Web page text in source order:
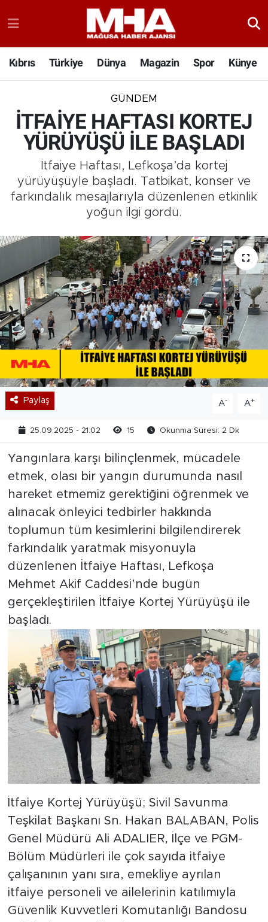
Kıbrıs Türkiye Dünya Magazin Spor Künye
GÜNDEM
İTFAİYE HAFTASI KORTEJ
YÜRÜYÜŞÜ İLE BAŞLADI
İtfaiye Haftası, Lefkoşa’da kortej
yürüyüşüyle başladı. Tatbikat, konser ve
farkındalık mesajlarıyla düzenlenen etkinlik
yoğun ilgi gördü.
Paylaş A- A+
25.09.2025 - 21:02 15 Okunma Süresi: 2 Dk
Yangınlara karşı bilinçlenmek, mücadele
etmek, olası bir yangın durumunda nasıl
hareket etmemiz gerektiğini öğrenmek ve
alınacak önleyici tedbirler hakkında
toplumun tüm kesimlerini bilgilendirerek
farkındalık yaratmak misyonuyla
düzenlenen İtfaiye Haftası, Lefkoşa
Mehmet Akif Caddesi’nde bugün
gerçekleştirilen İtfaiye Kortej Yürüyüşü ile
başladı.
İtfaiye Kortej Yürüyüşü; Sivil Savunma
Teşkilat Başkanı Sn. Hakan BALABAN, Polis
Genel Müdürü Ali ADALIER, İlçe ve PGM-
Bölüm Müdürleri ile çok sayıda itfaiye
çalışanının yanı sıra, emekliye ayrılan
itfaiye personeli ve ailelerinin katılımıyla
Güvenlik Kuvvetleri Komutanlığı Bandosu